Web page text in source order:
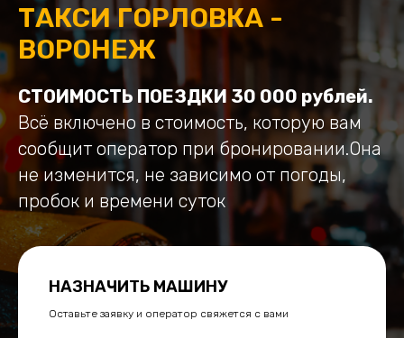
ТАКСИ ГОРЛОВКА -
ВОРОНЕЖ
СТОИМОСТЬ ПОЕЗДКИ 30 000 рублей.
Всё включено в стоимость, которую вам
сообщит оператор при бронировании.Она
не изменится, не зависимо от погоды,
пробок и времени суток
НАЗНАЧИТЬ МАШИНУ
Оставьте заявку и оператор свяжется с вами